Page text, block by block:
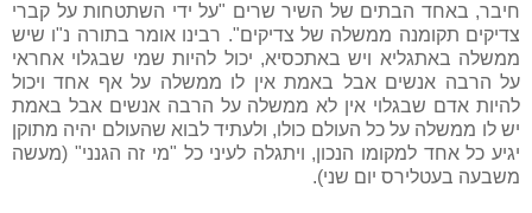
חיבר, באחד הבתים של השיר שרים "על ידי השתטחות על קברי
צדיקים תקומנה ממשלה של צדיקים". רבינו אומר בתורה נ"ו שיש
ממשלה באתגליא ויש באתכסיא, יכול להיות שמי שבגלוי אחראי
על הרבה אנשים אבל באמת אין לו ממשלה על אף אחד ויכול
להיות אדם שבגלוי אין לא ממשלה על הרבה אנשים אבל באמת
יש לו ממשלה על כל העולם כולו, ולעתיד לבוא שהעולם יהיה מתוקן
יגיע כל אחד למקומו הנכון, ויתגלה לעיני כל "מי זה הגנני" (מעשה
משבעה בעטלירס יום שני).